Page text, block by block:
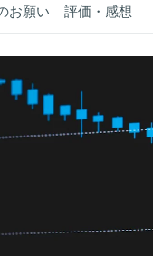
お願い 評価・感想